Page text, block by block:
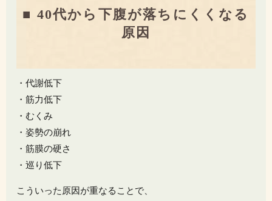
■ 40代から下腹が落ちにくくなる
原因
・代謝低下
・筋力低下
・むくみ
・姿勢の崩れ
・筋膜の硬さ
・巡り低下
こういった原因が重なることで、